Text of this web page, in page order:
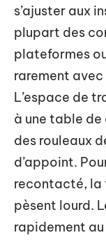
s’ajuster aux
plupart des
plateformes
rarement
L’espace de
à une table de
des rouleaux
d’appoint.
recontacté,
pèsent lourd.
rapidement